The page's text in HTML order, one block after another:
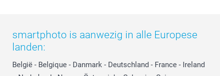
smartphoto is aanwezig in alle Europese
landen:
België - Belgique - Danmark - Deutschland - France - Ireland